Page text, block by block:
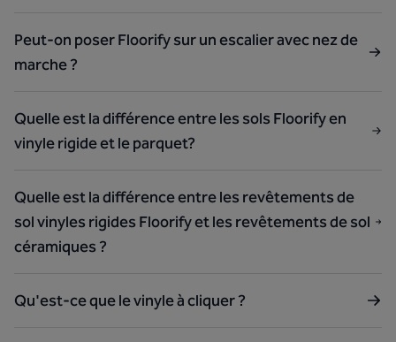
Peut-on poser Floorify sur un escalier avec nez de
marche ?
Quelle est la différence entre les sols Floorify en
vinyle rigide et le parquet?
Quelle est la différence entre les revêtements de
sol vinyles rigides Floorify et les revêtements de sol
céramiques ?
Qu'est-ce que le vinyle à cliquer ?